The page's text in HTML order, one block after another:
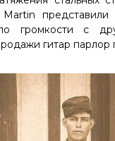
представили
громкости с
гитар